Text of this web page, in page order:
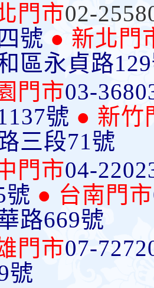
門市02-
號 ● 新北門
區永貞路
門市03-
號 ● 新竹
三段71號
門市04-
號 ● 台南門市
路669號
門市07-
號